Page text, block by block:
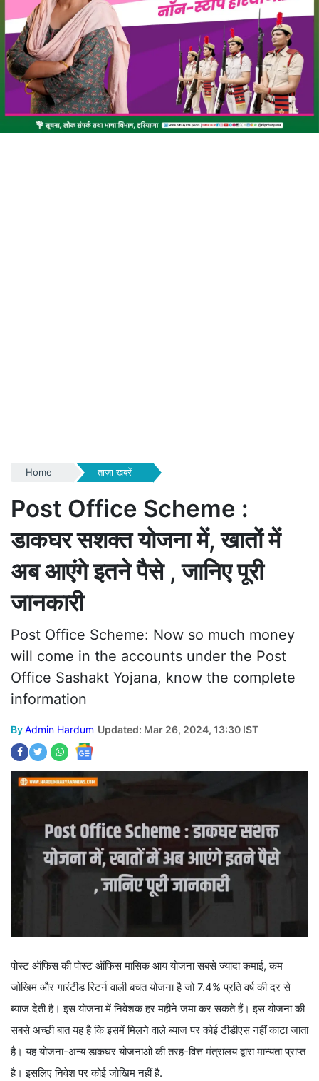
Home ताज़ा खबरें
Post Office Scheme :
डाकघर सशक्त योजना में, खातों में
अब आएंगे इतने पैसे , जानिए पूरी
जानकारी
Post Office Scheme: Now so much money
will come in the accounts under the Post
Office Sashakt Yojana, know the complete
information
ByAdmin Hardum Updated: Mar 26, 2024, 13:30 IST
पोस्ट ऑफिस की पोस्ट ऑफिस मासिक आय योजना सबसे ज्यादा कमाई, कम
जोखिम और गारंटीड रिटर्न वाली बचत योजना है जो 7.4% प्रति वर्ष की दर से
ब्याज देती है। इस योजना में निवेशक हर महीने जमा कर सकते हैं। इस योजना की
सबसे अच्छी बात यह है कि इसमें मिलने वाले ब्याज पर कोई टीडीएस नहीं काटा जाता
है। यह योजना-अन्य डाकघर योजनाओं की तरह-वित्त मंत्रालय द्वारा मान्यता प्राप्त
है। इसलिए निवेश पर कोई जोखिम नहीं है.